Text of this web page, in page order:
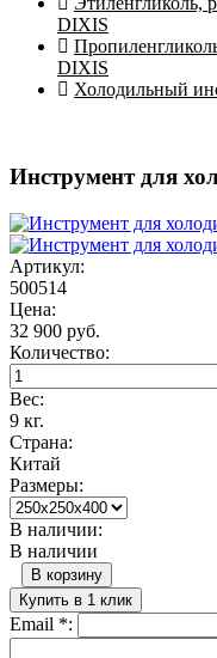
DIXIS
DIXIS
Холодильный
Инструмент для
Артикул:
500514
Цена:
32 900 руб.
Количество:
Вес:
9 кг.
Страна:
Китай
Размеры:
В наличии:
В наличии
В корзину
Купить в 1 клик
Email *: